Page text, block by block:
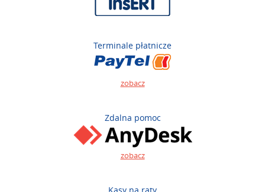
Terminale płatnicze
zobacz
Zdalna pomoc
zobacz